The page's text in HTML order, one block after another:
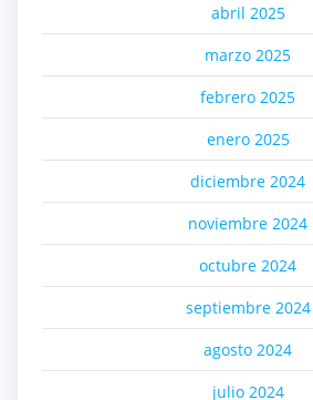
abril 2025
marzo 2025
febrero 2025
enero 2025
diciembre 2024
noviembre 2024
octubre 2024
septiembre 2024
agosto 2024
julio 2024